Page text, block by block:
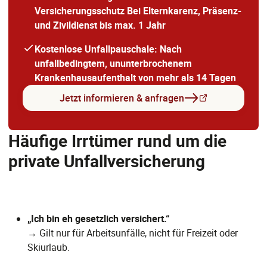
Versicherungsschutz Bei Elternkarenz, Präsenz-
und Zivildienst bis max. 1 Jahr
Kostenlose Unfallpauschale: Nach
unfallbedingtem, ununterbrochenem
Krankenhausaufenthalt von mehr als 14 Tagen
Jetzt informieren & anfragen
Häufige Irrtümer rund um die
private Unfallversicherung
„Ich bin eh gesetzlich versichert.“
→ Gilt nur für Arbeitsunfälle, nicht für Freizeit oder
Skiurlaub.